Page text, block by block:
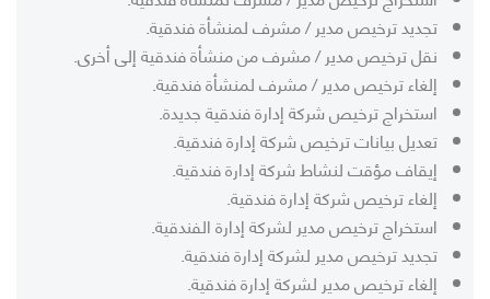
تجديد ترخيص مدير / مشرف لمنشأة فندقية.
نقل ترخيص مدير / مشرف من منشأة فندقية إلى أخرى.
إلغاء ترخيص مدير / مشرف لمنشأة فندقية.
استخراج ترخيص شركة إدارة فندقية جديدة.
تعديل بيانات ترخيص شركة إدارة فندقية.
إيقاف مؤقت لنشاط شركة إدارة فندقية.
إلغاء ترخيص شركة إدارة فندقية.
استخراج ترخيص مدير لشركة إدارة الفندقية.
تجديد ترخيص مدير لشركة إدارة فندقية.
إلغاء ترخيص مدير لشركة إدارة فندقية.